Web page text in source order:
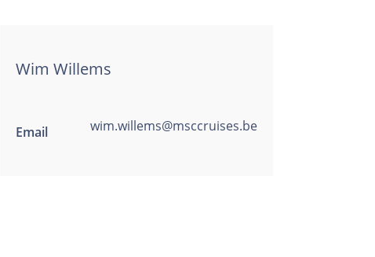
Wim Willems
Email wim.willems@msccruises.be